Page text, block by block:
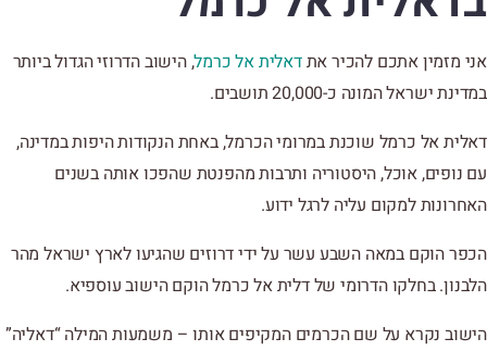
אני מזמין אתכם להכיר אתדאלית אל כרמל, הישוב הדרוזי הגדול ביותר
במדינת ישראל המונה כ-20,000 תושבים.
דאלית אל כרמל שוכנת במרומי הכרמל, באחת הנקודות היפות במדינה,
עם נופים, אוכל, היסטוריה ותרבות מהפנטת שהפכו אותה בשנים
האחרונות למקום עליה לרגל ידוע.
הכפר הוקם במאה השבע עשר על ידי דרוזים שהגיעו לארץ ישראל מהר
הלבנון. בחלקו הדרומי של דלית אל כרמל הוקם הישוב עוספיא.
הישוב נקרא על שם הכרמים המקיפים אותו – משמעות המילה “דאליה”